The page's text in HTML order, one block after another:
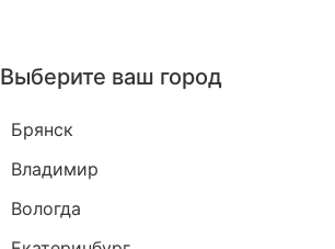
Выберите ваш город
Брянск
Владимир
Вологда